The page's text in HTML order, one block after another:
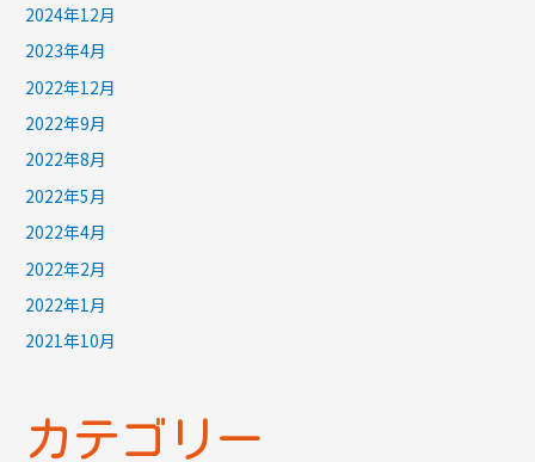
2024年12月
2023年4月
2022年12月
2022年9月
2022年8月
2022年5月
2022年4月
2022年2月
2022年1月
2021年10月
カテゴリー